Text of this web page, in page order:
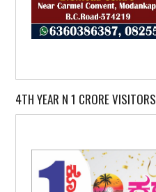
4TH YEAR N 1 CRORE VISITORS